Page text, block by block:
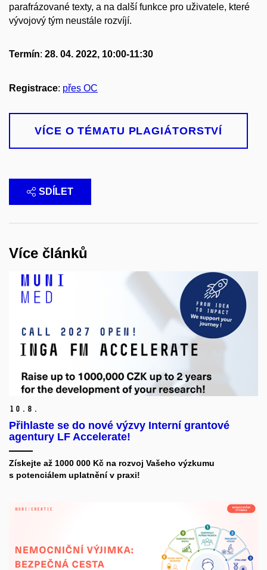
parafrázované texty, a na další funkce pro uživatele, které
vývojový tým neustále rozvíjí.
Termín: 28. 04. 2022, 10:00-11:30
Registrace: přes OC
VÍCE O TÉMATU PLAGIÁTORSTVÍ
SDÍLET
Více článků
10. 8.
Přihlaste se do nové výzvy Interní grantové
agentury LF Accelerate!
Získejte až 1000 000 Kč na rozvoj Vašeho výzkumu
s potenciálem uplatnění v praxi!